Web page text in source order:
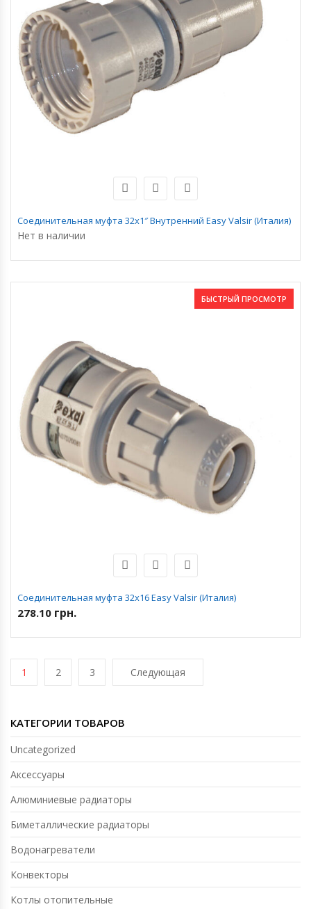
Соединительная муфта 32х1″ Внутренний Easy Valsir (Италия)
Нет в наличии
БЫСТРЫЙ ПРОСМОТР
Соединительная муфта 32х16 Easy Valsir (Италия)
278.10 грн.
1 2 3 Следующая
КАТЕГОРИИ ТОВАРОВ
Uncategorized
Аксессуары
Алюминиевые радиаторы
Биметаллические радиаторы
Водонагреватели
Конвекторы
Котлы отопительные